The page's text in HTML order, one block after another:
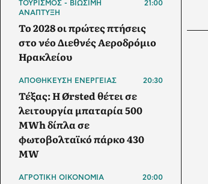
ΤΟΥΡΙΣΜΟΣ - ΒΙΩΣΙΜΗ
ΑΝΑΠΤΥΞΗ
21:00
Το 2028 οι πρώτες πτήσεις
στο νέο Διεθνές Αεροδρόμιο
Ηρακλείου
ΑΠΟΘΗΚΕΥΣΗ ΕΝΕΡΓΕΙΑΣ 20:30
Τέξας: Η Ørsted θέτει σε
λειτουργία μπαταρία 500
MWh δίπλα σε
φωτοβολταϊκό πάρκο 430
MW
ΑΓΡΟΤΙΚΗ ΟΙΚΟΝΟΜΙΑ 20:00